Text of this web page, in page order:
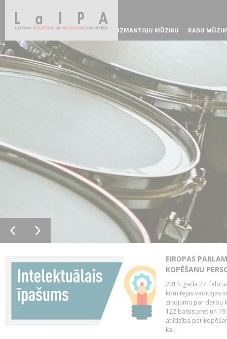
IZMANTOJU MŪZIKU RADU
EIROPAS
KOPĒŠANU
2014. gada 27.
komitejas vadītājas
ziņojumu par darbu
122 balsis pret un
atlīdzība par
ka...